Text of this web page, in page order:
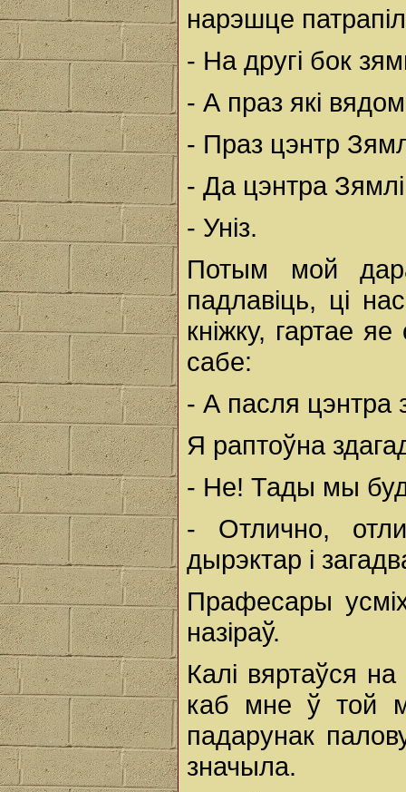
нарэшце
- На другі бок
- А праз які
- Праз цэнтр
- Да цэнтра Зямлі
- Уніз.
Потым мой
падлавіць, ці
кніжку, гартае
сабе:
- А пасля цэнтра
Я раптоўна
- Не! Тады мы
- Отлично,
дырэктар і
Прафесары
назіраў.
Калі вяртаўся
каб мне ў той
падарунак
значыла.